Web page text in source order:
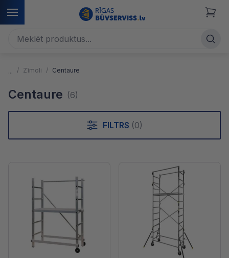
Zīmoli Centaure
Centaure (6)
FILTRS (0)